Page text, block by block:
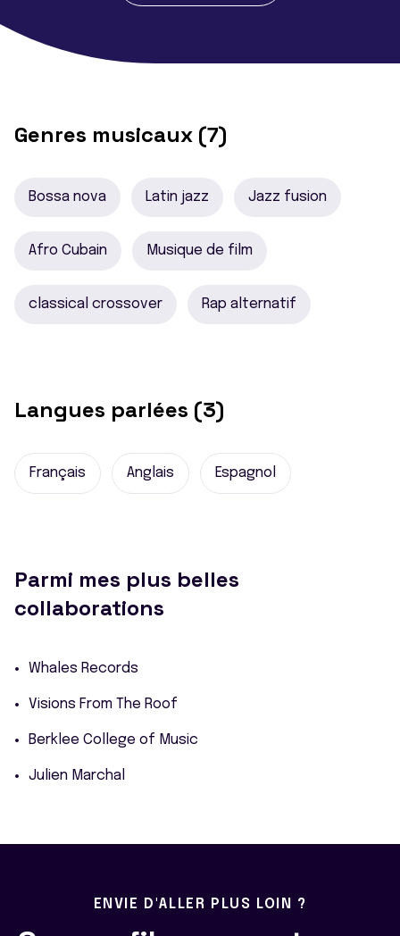
Genres musicaux (7)
Bossa nova Latin jazz Jazz fusion
Afro Cubain Musique de film
classical crossover Rap alternatif
Langues parlées (3)
Français Anglais Espagnol
Parmi mes plus belles
collaborations
Whales Records
Visions From The Roof
Berklee College of Music
Julien Marchal
ENVIE D'ALLER PLUS LOIN ?